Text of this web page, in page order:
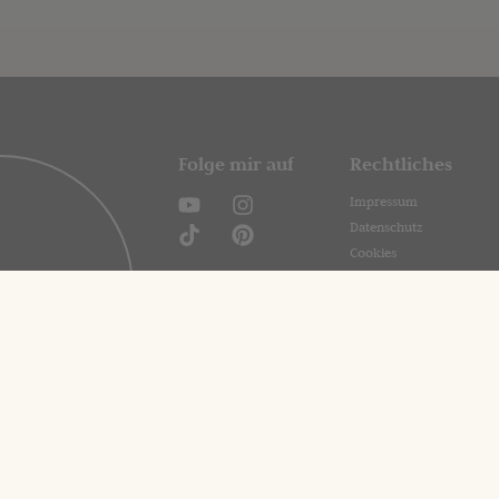
Folge mir auf Rechtliches
Impressum
Datenschutz
Cookies